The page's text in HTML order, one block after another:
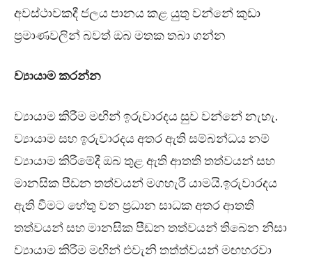
අවස්ථාවකදී ජලය පානය කළ යුතු වන්නේ කුඩා
ප්‍රමාණවලින් බවත් ඔබ මතක තබා ගන්න
ව්‍යායාම කරන්න
ව්‍යායාම කිරීම මඟින් ඉරුවාරදය සුව වන්නේ නැහැ.
ව්‍යායාම සහ ඉරුවාරදය අතර ඇති සම්බන්ධය නම්
ව්‍යායාම කිරීමේදී ඔබ තුළ ඇති ආතති තත්වයන් සහ
මානසික පීඩන තත්වයන් මගහැරී යාමයි.ඉරුවාරදය
ඇති වීමට හේතු වන ප්‍රධාන සාධක අතර ආතති
තත්වයන් සහ මානසික පීඩන තත්වයන් තිබෙන නිසා
ව්‍යායාම කිරීම මඟින් එවැනි තත්ත්වයන් මඟහරවා